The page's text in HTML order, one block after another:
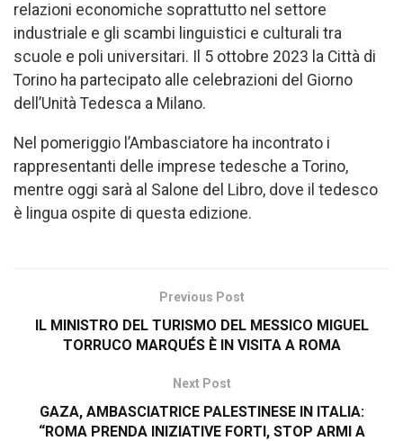
relazioni economiche soprattutto nel settore
industriale e gli scambi linguistici e culturali tra
scuole e poli universitari. Il 5 ottobre 2023 la Città di
Torino ha partecipato alle celebrazioni del Giorno
dell’Unità Tedesca a Milano.
Nel pomeriggio l’Ambasciatore ha incontrato i
rappresentanti delle imprese tedesche a Torino,
mentre oggi sarà al Salone del Libro, dove il tedesco
è lingua ospite di questa edizione.
Previous Post
IL MINISTRO DEL TURISMO DEL MESSICO MIGUEL
TORRUCO MARQUÉS È IN VISITA A ROMA
Next Post
GAZA, AMBASCIATRICE PALESTINESE IN ITALIA:
“ROMA PRENDA INIZIATIVE FORTI, STOP ARMI A